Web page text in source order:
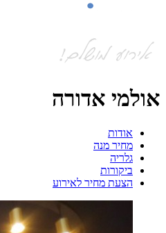
אולמי אדורה
אודות
מחיר מנה
גלריה
ביקורות
הצעת מחיר לאירוע